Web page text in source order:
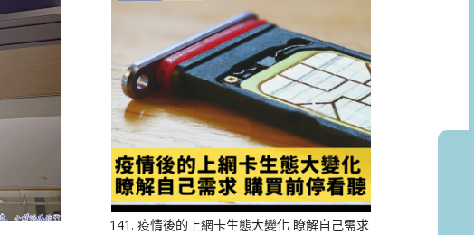
鍵
以
提
高
或
降
低
音
量。
141. 疫情後的上網卡生態大變化 瞭解自己需求